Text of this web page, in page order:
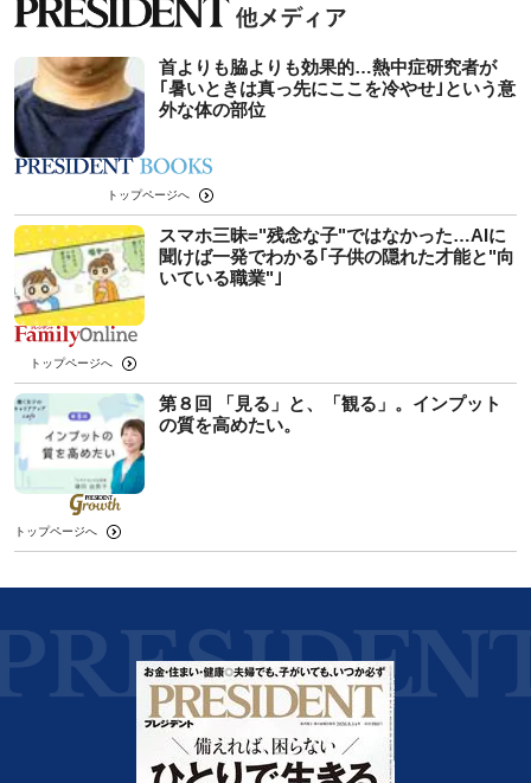
首よりも脇よりも効果的…熱中症研究者が
｢暑いときは真っ先にここを冷やせ｣という意
外な体の部位
トップページへ
スマホ三昧="残念な子"ではなかった…AIに
聞けば一発でわかる｢子供の隠れた才能と"向
いている職業"｣
トップページへ
第８回 「見る」と、「観る」。インプット
の質を高めたい。
トップページへ